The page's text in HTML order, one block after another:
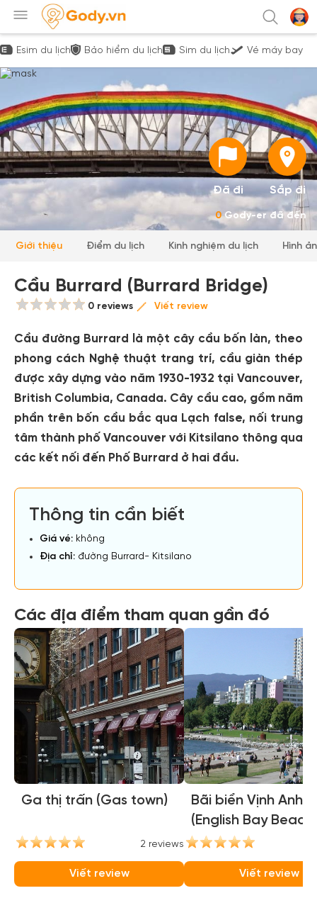
Esim du lịch Bảo hiểm du lịch Sim du lịch Vé máy bay
Đã đi Sắp đi
0Gody-er đã đến
Giới thiệu Điểm du lịch Kinh nghiệm du lịch Hình
Cầu Burrard (Burrard Bridge)
0 reviews Viết review
Cầu đường Burrard là một cây cầu bốn làn, theo
phong cách Nghệ thuật trang trí, cầu giàn thép
được xây dựng vào năm 1930-1932 tại Vancouver,
British Columbia, Canada. Cây cầu cao, gồm năm
phần trên bốn cầu bắc qua Lạch false, nối trung
tâm thành phố Vancouver với Kitsilano thông qua
các kết nối đến Phố Burrard ở hai đầu.
Thông tin cần biết
Giá vé: không
Địa chỉ: đường Burrard- Kitsilano
Các địa điểm tham quan gần đó
Ga thị trấn (Gas town)
2 reviews
Viết review
Bãi biển Vịnh Anh
(English Bay Beach)
Viết review